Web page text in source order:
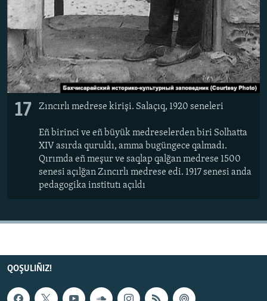
17 Zıncırlı medrese kirişi. Salaçıq, 1920 seneleri
Eñ birinci ve eñ büyük medreselerden biri Solhatta
XIV asırda quruldı, amma bugüngece qalmadı.
Qırımda eñ meşur ve saqlap qalğan medrese 1500
senesi açılğan Zıncırlı medrese edi. 1917 senesi anda
pedagogika institutı açıldı
QOŞULIÑIZ!